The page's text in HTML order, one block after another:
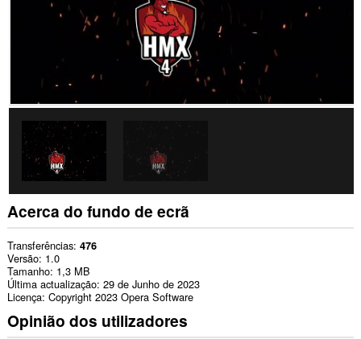
Acerca do fundo de ecrã
Transferências 476
Versão 1.0
Tamanho 1,3 MB
Última actualização 29 de Junho de 2023
Licença Copyright 2023 Opera Software
Opinião dos utilizadores